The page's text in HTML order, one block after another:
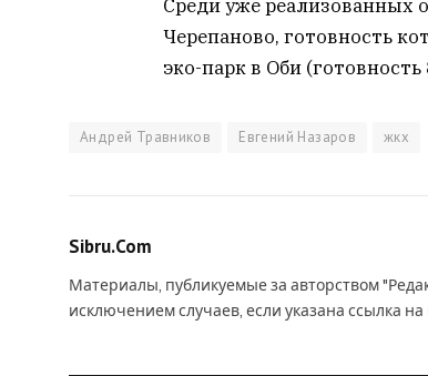
Среди уже реализованных
Черепаново, готовность
эко-парк в Оби (готовность
Андрей Травников Евгений Назаров жкх
Sibru.Com
Материалы, публикуемые за авторством
исключением случаев, если указана ссылка